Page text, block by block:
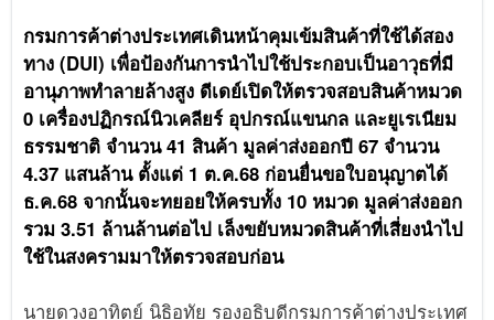
กรมการค้าต่างประเทศเดินหน้าคุมเข้มสินค้าที่ใช้ได้สอง
ทาง (DUI) เพื่อป้องกันการนำไปใช้ประกอบเป็นอาวุธที่มี
อานุภาพทำลายล้างสูง ดีเดย์เปิดให้ตรวจสอบสินค้าหมวด
0 เครื่องปฏิกรณ์นิวเคลียร์ อุปกรณ์แขนกล และยูเรเนียม
ธรรมชาติ จำนวน 41 สินค้า มูลค่าส่งออกปี 67 จำนวน
4.37 แสนล้าน ตั้งแต่ 1 ต.ค.68 ก่อนยื่นขอใบอนุญาตได้
ธ.ค.68 จากนั้นจะทยอยให้ครบทั้ง 10 หมวด มูลค่าส่งออก
รวม 3.51 ล้านล้านต่อไป เล็งขยับหมวดสินค้าที่เสี่ยงนำไป
ใช้ในสงครามมาให้ตรวจสอบก่อน
นายดวงอาทิตย์ นิธิอุทัย รองอธิบดีกรมการค้าต่างประเทศ